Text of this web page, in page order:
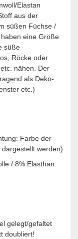
Elastan
aus der
süßen Füchse /
eine Größe
süße
Röcke oder
nähen. Der
als Deko-
etc.)
Farbe der
werden)
/ 8% Elasthan
gelegt/gefaltet
doubliert!